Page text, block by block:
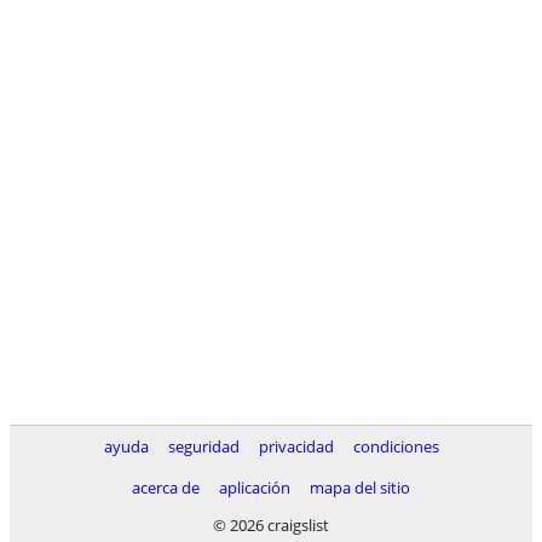
ayuda seguridad privacidad
condiciones
acerca de
aplicación
mapa del sitio
© 2026 craigslist